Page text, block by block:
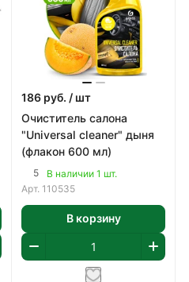
186 руб. / шт
Очиститель салона
"Universal сleaner" дыня
(флакон 600 мл)
5
В наличии 1 шт.
Арт. 110535
В корзину